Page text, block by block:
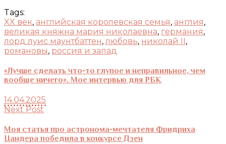
Tags:
XX век, английская королевская семья, англия,
великая княжна мария николаевна, германия,
лорд луис маунтбаттен, любовь, николай II,
романовы, россия и запад
«Лучше сделать что-то глупое и неправильное, чем
вообще ничего». Мое интервью для РБК
14.04.2025
Next Post
Моя статья про астронома-мечтателя Фридриха
Цандера победила в конкурсе Дзен